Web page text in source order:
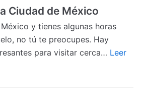
Ciudad de México
y tienes algunas horas
no tú te preocupes. Hay
para visitar cerca… Leer